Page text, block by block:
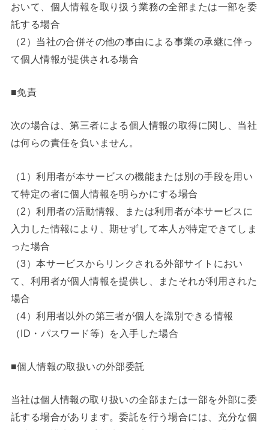
おいて、個人情報を取り扱う業務の全部または一部を委
託する場合
（2）当社の合併その他の事由による事業の承継に伴っ
て個人情報が提供される場合
■免責
次の場合は、第三者による個人情報の取得に関し、当社
は何らの責任を負いません。
（1）利用者が本サービスの機能または別の手段を用い
て特定の者に個人情報を明らかにする場合
（2）利用者の活動情報、または利用者が本サービスに
入力した情報により、期せずして本人が特定できてしま
った場合
（3）本サービスからリンクされる外部サイトにおい
て、利用者が個人情報を提供し、またそれが利用された
場合
（4）利用者以外の第三者が個人を識別できる情報
（ID・パスワード等）を入手した場合
■個人情報の取扱いの外部委託
当社は個人情報の取り扱いの全部または一部を外部に委
託する場合があります。委託を行う場合には、充分な個